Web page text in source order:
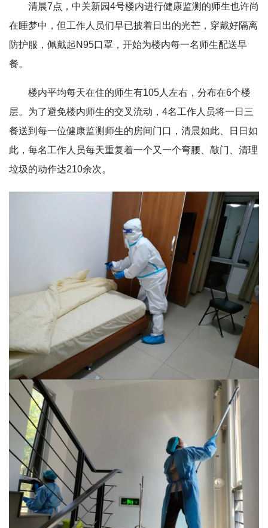
清晨7点，中关新园4号楼内进行健康监测的师生也许尚
在睡梦中，但工作人员们早已披着日出的光芒，穿戴好隔离
防护服，佩戴起N95口罩，开始为楼内每一名师生配送早
餐。
楼内平均每天在住的师生有105人左右，分布在6个楼
层。为了避免楼内师生的交叉流动，4名工作人员将一日三
餐送到每一位健康监测师生的房间门口，清晨如此、日日如
此，每名工作人员每天重复着一个又一个弯腰、敲门、清理
垃圾的动作达210余次。